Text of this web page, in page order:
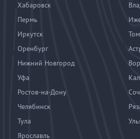
Хабаровск
Пермь
Иркутск
Оренбург
Нижний Новгород
Уфа
Ростов-на-Дону
Челябинск
Тула
Ярославль